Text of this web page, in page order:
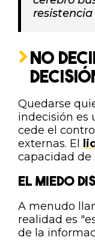
resistencia
NO
Quedarse
indecisión es
cede el
externas. El
capacidad
EL MIEDO
A menudo
realidad es
de la